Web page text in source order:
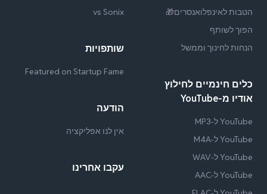
הטבות לאינפלואנסרים🎁
הפוך לשותף
הנחות לחינוך וממשל
כלים חינמיים לחילוץ
אודיו מ-YouTube
YouTube ל-MP3
YouTube ל-M4A
YouTube ל-WAV
YouTube ל-AAC
vs Sonix
שותפויות
Featured on Startup Fame
הודעה
אין לנו אפליקציה
עקבו אחרינו